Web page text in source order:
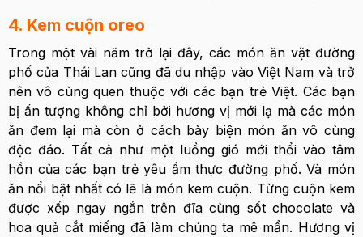
4. Kem cuộn oreo
Trong một vài năm trở lại đây, các món ăn vặt đường
phố của Thái Lan cũng đã du nhập vào Việt Nam và trở
nên vô cùng quen thuộc với các bạn trẻ Việt. Các bạn
bị ấn tượng không chỉ bởi hương vị mới lạ mà các món
ăn đem lại mà còn ở cách bày biện món ăn vô cùng
độc đáo. Tất cả như một luồng gió mới thổi vào tâm
hồn của các bạn trẻ yêu ẩm thực đường phố. Và món
ăn nổi bật nhất có lẽ là món kem cuộn. Từng cuộn kem
được xếp ngay ngắn trên đĩa cùng sốt chocolate và
hoa quả cắt miếng đã làm chúng ta mê mẩn. Hương vị